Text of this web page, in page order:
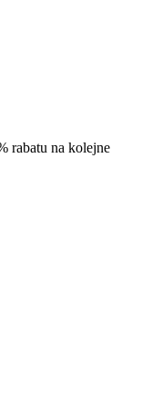
rabatu na kolejne